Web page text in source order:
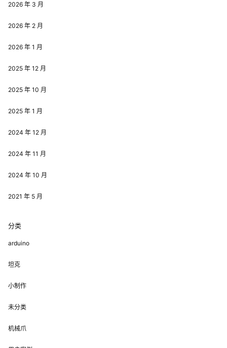
2026 年 3 月
2026 年 2 月
2026 年 1 月
2025 年 12 月
2025 年 10 月
2025 年 1 月
2024 年 12 月
2024 年 11 月
2024 年 10 月
2021 年 5 月
分类
arduino
坦克
小制作
未分类
机械爪